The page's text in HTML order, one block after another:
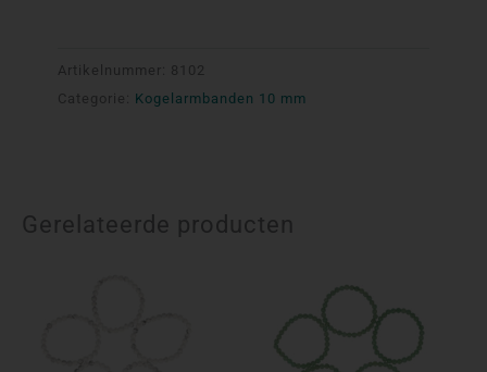
Artikelnummer: 8102
Categorie:
Kogelarmbanden 10 mm
Gerelateerde producten